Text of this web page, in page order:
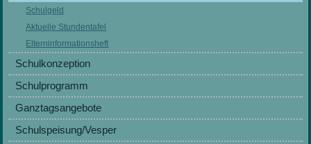
Schulgeld
Aktuelle Stundentafel
Elterninformationsheft
Schulkonzeption
Schulprogramm
Ganztagsangebote
Schulspeisung/Vesper